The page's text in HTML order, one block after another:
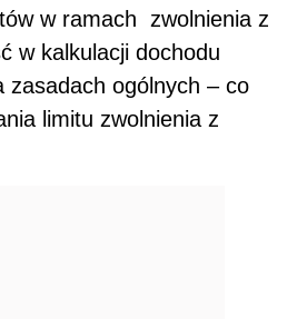
w ramach zwolnienia z
w kalkulacji dochodu
zasadach ogólnych – co
limitu zwolnienia z